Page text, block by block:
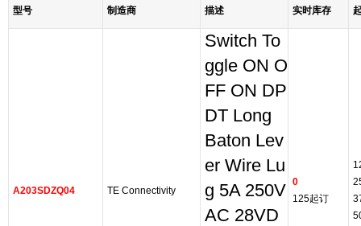
型号 制造商 描述 实时库存
A203SDZQ04 TE Connectivity
Switch To
ggle ON O
FF ON DP
DT Long
Baton Lev
er Wire Lu
g 5A 250V
AC 28VD
0
125起订